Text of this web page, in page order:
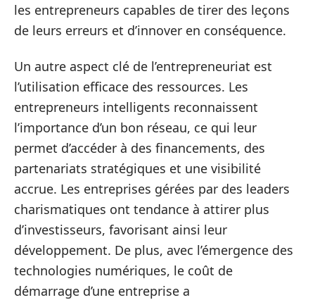
les entrepreneurs capables de tirer des leçons
de leurs erreurs et d’innover en conséquence.
Un autre aspect clé de l’entrepreneuriat est
l’utilisation efficace des ressources. Les
entrepreneurs intelligents reconnaissent
l’importance d’un bon réseau, ce qui leur
permet d’accéder à des financements, des
partenariats stratégiques et une visibilité
accrue. Les entreprises gérées par des leaders
charismatiques ont tendance à attirer plus
d’investisseurs, favorisant ainsi leur
développement. De plus, avec l’émergence des
technologies numériques, le coût de
démarrage d’une entreprise a